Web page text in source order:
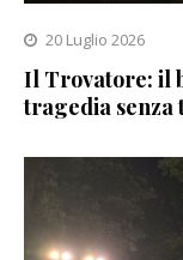
20 Luglio 2026
Il Trovatore: il
tragedia senza